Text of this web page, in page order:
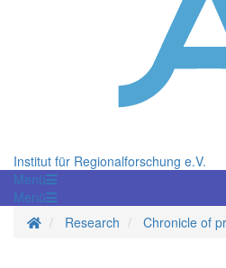
Institut für Regionalforschung e.V.
Menü
Menü
Homepage
Research Chronicle of